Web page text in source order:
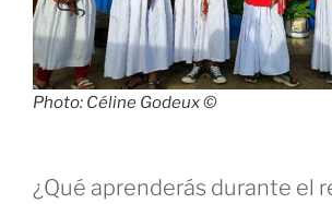
Photo: Céline Godeux ©
¿Qué aprenderás durante el